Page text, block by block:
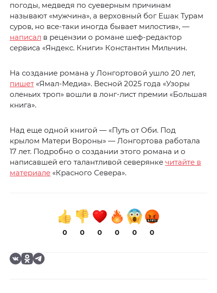
погоды, медведя по суеверным причинам
называют «мужчина», а верховный бог Ешак Турам
суров, но все-таки иногда бывает милостив», —
написал в рецензии о романе шеф-редактор
сервиса «Яндекс. Книги» Константин Мильчин.
На создание романа у Лонгортовой ушло 20 лет,
пишет «Ямал-Медиа». Весной 2025 года «Узоры
оленьих троп» вошли в лонг-лист премии «Большая
книга».
Над еще одной книгой — «Путь от Оби. Под
крылом Матери Вороны» — Лонгортова работала
17 лет. Подробно о создании этого романа и о
написавшей его талантливой северянке читайте в
материале «Красного Севера».
0 0 0 0 0 0